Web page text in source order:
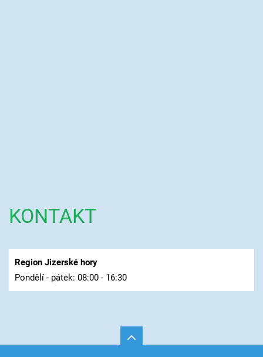
KONTAKT
Region Jizerské hory
Pondělí - pátek: 08:00 - 16:30